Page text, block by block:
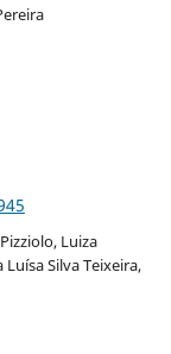
Luiza
Silva Teixeira,